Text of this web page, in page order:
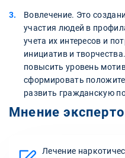
Вовлечение. Это
участия людей в
учета их интересов и
инициатив и
повысить уровень
сформировать
развить гражданскую
Мнение
Лечение